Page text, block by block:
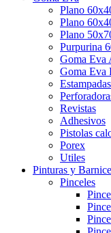
Plano
Plano
Plano
Purpurina
Goma Eva
Goma Eva
Revistas
Adhesivos
Pistolas
Porex
Utiles
Pinturas y
Pinceles